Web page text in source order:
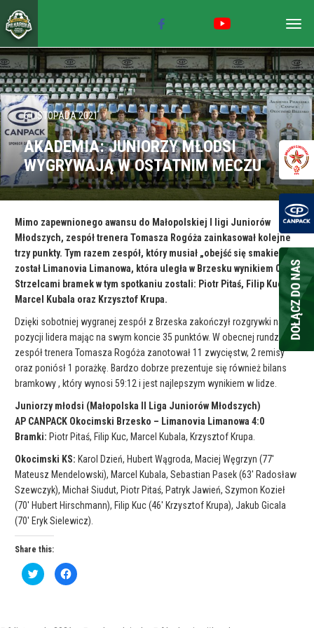
6 LISTOPADA 2021
AKADEMIA: JUNIORZY MŁODSI
WYGRYWAJĄ W OSTATNIM MECZU
Mimo zapewnionego awansu do Małopolskiej I ligi Juniorów
Młodszych, zespół trenera Tomasza Rogóża zainkasował kolejne
trzy punkty. Tym razem zespół, który musiał „obejść się smakiem”
został Limanovia Limanowa, która uległa w Brzesku wynikiem 0:4.
Strzelcami bramek w tym spotkaniu zostali: Piotr Pitaś, Filip Kuc,
Marcel Kubala oraz Krzysztof Krupa.
Dzięki sobotniej wygranej zespół z Brzeska zakończył rozgrywki na
pozycji lidera mając na swym koncie 35 punktów. W obecnej rundzie
zespół trenera Tomasza Rogóża zanotował 11 zwycięstw, 2 remisy
oraz poniósł 1 porażkę. Bardzo dobrze prezentuje się również bilans
bramkowy , który wynosi 59:12 i jest najlepszym wynikiem w lidze.
Juniorzy młodsi (Małopolska II Liga Juniorów Młodszych)
AP CANPACK Okocimski Brzesko – Limanovia Limanowa 4:0
Bramki: Piotr Pitaś, Filip Kuc, Marcel Kubala, Krzysztof Krupa.
Okocimski KS: Karol Dzień, Hubert Wągroda, Maciej Węgrzyn (77′
Mateusz Mendelowski), Marcel Kubala, Sebastian Pasek (63′ Radosław
Szewczyk), Michał Siudut, Piotr Pitaś, Patryk Jawień, Szymon Kozieł
(70′ Hubert Hirschmann), Filip Kuc (46′ Krzysztof Krupa), Jakub Gicala
(70′ Eryk Sielewicz).
Share this:
C
l
C
l